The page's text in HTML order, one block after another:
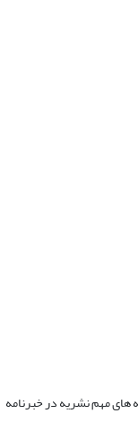
های مهم نشریه در خبرنامه